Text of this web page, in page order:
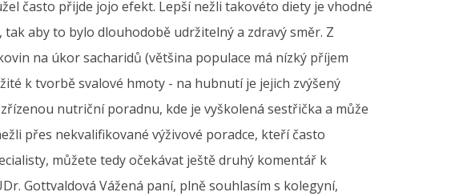
často přijde jojo efekt. Lepší nežli takovéto diety je vhodné
aby to bylo dlouhodobě udržitelný a zdravý směr. Z
na úkor sacharidů (většina populace má nízký příjem
k tvorbě svalové hmoty - na hubnutí je jejich zvýšený
nutriční poradnu, kde je vyškolená sestřička a může
přes nekvalifikované výživové poradce, kteří často
můžete tedy očekávat ještě druhý komentář k
Gottvaldová Vážená paní, plně souhlasím s kolegyní,